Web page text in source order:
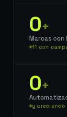
0+
Marcas con
11 con
0+
y creciendo